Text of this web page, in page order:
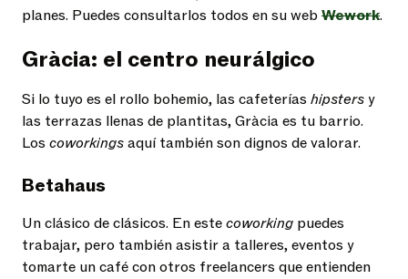
planes. Puedes consultarlos todos en su web Wework.
Gràcia: el centro neurálgico
Si lo tuyo es el rollo bohemio, las cafeterías hipstersy
las terrazas llenas de plantitas, Gràcia es tu barrio.
Los coworkingsaquí también son dignos de valorar.
Betahaus
Un clásico de clásicos. En estecoworking puedes
trabajar, pero también asistir a talleres, eventos y
tomarte un café con otros freelancers que entienden